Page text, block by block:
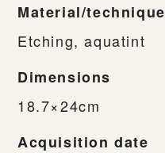
Material/technique
Etching, aquatint
Dimensions
18.7×24cm
Acquisition date